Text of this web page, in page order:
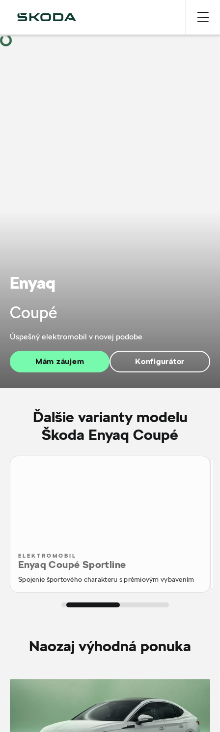
Enyaq
Coupé
Úspešný elektromobil v novej podobe
Mám záujem Konfigurátor
Ďalšie varianty modelu
Škoda Enyaq Coupé
ELEKTROMOBIL
Enyaq Coupé Sportline
Spojenie športového charakteru s prémiovým vybavením
Naozaj výhodná ponuka